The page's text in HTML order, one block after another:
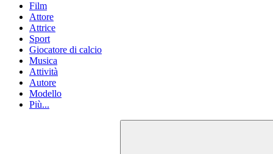
Film
Attore
Attrice
Sport
Giocatore di calcio
Musica
Attività
Autore
Modello
Più...